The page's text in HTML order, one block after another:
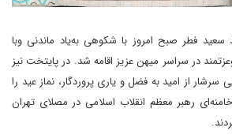
سعید فطر صبح امروز با شکوهی به‌یاد ماندنی وبا
در سراسر میهن عزیز اقامه شد. در پایتخت نیز
سرشار از امید به فضل و یاری پروردگار، نماز عید را
رهبر معظم انقلاب اسلامی در مصلای تهران